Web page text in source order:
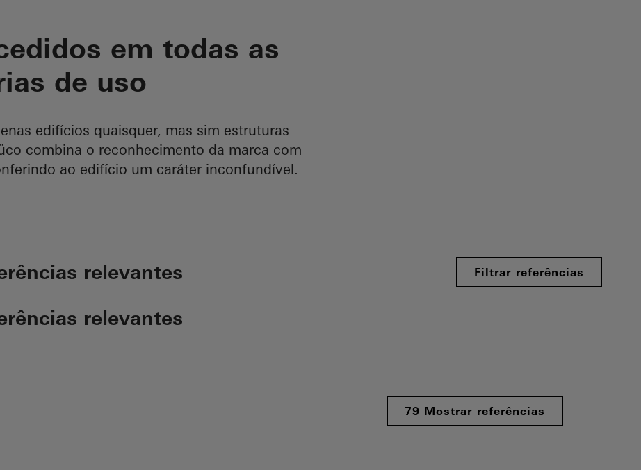
em todas as
de uso
edifícios quaisquer, mas sim estruturas
combina o reconhecimento da marca com
ao edifício um caráter inconfundível.
relevantes Filtrar referências
relevantes
79 Mostrar referências